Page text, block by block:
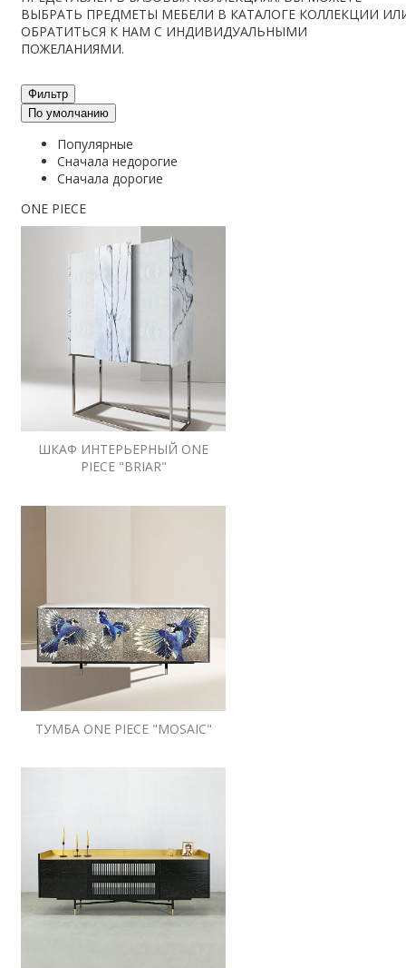
ВЫБРАТЬ ПРЕДМЕТЫ МЕБЕЛИ В КАТАЛОГЕ КОЛЛЕКЦИИ
ОБРАТИТЬСЯ К НАМ С ИНДИВИДУАЛЬНЫМИ
ПОЖЕЛАНИЯМИ.
Фильтр
По умолчанию
Популярные
Сначала недорогие
Сначала дорогие
ONE PIECE
ШКАФ ИНТЕРЬЕРНЫЙ ONE
PIECE "BRIAR"
ТУМБА ONE PIECE "MOSAIC"